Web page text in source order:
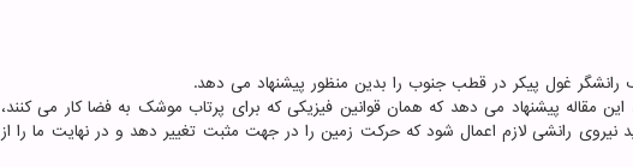
رانشگر غول پیکر در قطب جنوب را بدین منظور پیشنهاد می دهد.
این مقاله پیشنهاد می دهد که همان قوانین فیزیکی که برای پرتاب موشک به فضا کار می کنند،
نیروی رانشی لازم اعمال شود که حرکت زمین را در جهت مثبت تغییر دهد و در نهایت ما را از